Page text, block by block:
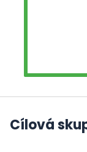
Cílová